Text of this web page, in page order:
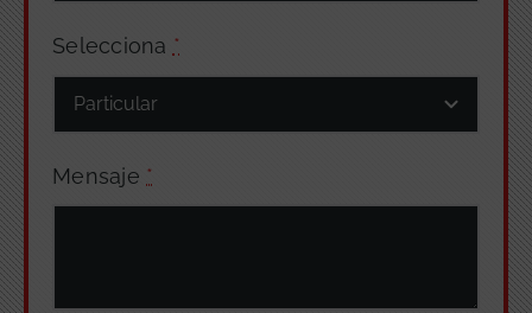
Selecciona *
Mensaje *